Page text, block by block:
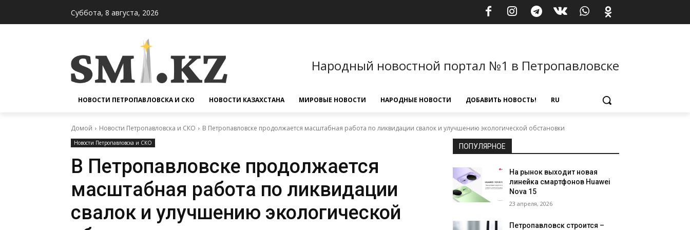
Суббота, 8 августа, 2026
Народный новостной портал №1 в Петропавловске
НОВОСТИ ПЕТРОПАВЛОВСКА И СКО НОВОСТИ КАЗАХСТАНА МИРОВЫЕ НОВОСТИ НАРОДНЫЕ НОВОСТИ ДОБАВИТЬ НОВОСТЬ! RU
Домой Новости Петропавловска и СКО В Петропавловске продолжается масштабная работа по ликвидации свалок и улучшению экологической обстановки
Новости Петропавловска и СКО
В Петропавловске продолжается
масштабная работа по ликвидации
свалок и улучшению экологической
ПОПУЛЯРНОЕ
На рынок выходит новая
линейка смартфонов Huawei
Nova 15
23 апреля, 2026
Петропавловск строится –